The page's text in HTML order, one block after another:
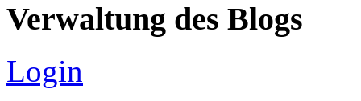
Verwaltung des Blogs
Login